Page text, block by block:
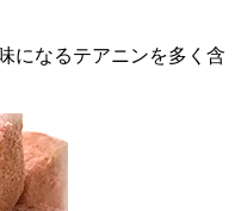
になるテアニンを多く含